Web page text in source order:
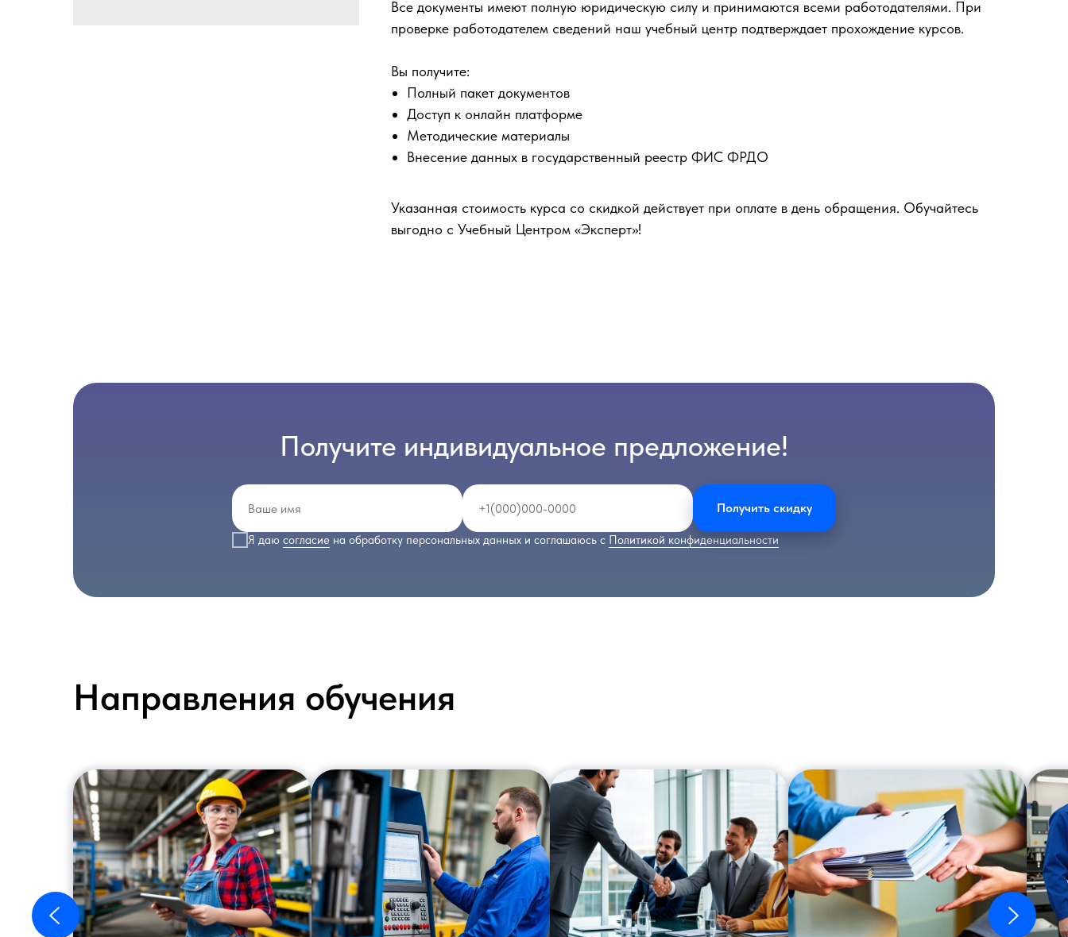
Все документы имеют полную юридическую силу и принимаются всеми работодателями. При
проверке работодателем сведений наш учебный центр подтверждает прохождение курсов.
Вы получите:
Полный пакет документов
Доступ к онлайн платформе
Методические материалы
Внесение данных в государственный реестр ФИС ФРДО
Указанная стоимость курса со скидкой действует при оплате в день обращения. Обучайтесь
выгодно с Учебный Центром «Эксперт»!
Получите индивидуальное предложение!
Я даю согласие на обработку персональных данных и соглашаюсь с Политикой конфиденциальности
Получить скидку
Направления обучения